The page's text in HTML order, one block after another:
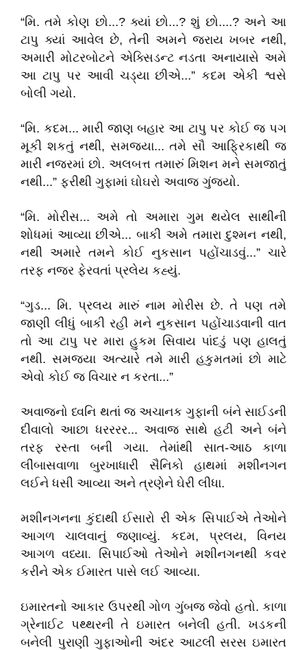
“મિ. તમે કોણ છો...? ક્યાં છો...? શું છો....? અને આ
ટાપુ ક્યાં આવેલ છે, તેની અમને જરાય ખબર નથી,
અમારી મોટરબોટને એક્સિડન્ટ નડતા અનાયાસે અમે
આ ટાપુ પર આવી ચડ્યા છીએ...” કદમ એકી શ્વસે
બોલી ગયો.
“મિ. કદમ... મારી જાણ બહાર આ ટાપુ પર કોઈ જ પગ
મૂકી શકતું નથી, સમજ્યા... તમે સૌ આફ્રિકાથી જ
મારી નજરમાં છો. અલબત્ત તમારું મિશન મને સમજાતું
નથી...” ફરીથી ગુફામાં ઘોઘરો અવાજ ગુંજ્યો.
“મિ. મોરીસ... અમે તો અમારા ગુમ થયેલ સાથીની
શોધમાં આવ્યા છીએ... બાકી અમે તમારા દુશ્મન નથી,
નથી અમારે તમને કોઈ નુકસાન પહોંચાડવું...” ચારે
તરફ નજર ફેરવતાં પ્રલેય કહ્યું.
“ગુડ... મિ. પ્રલય મારું નામ મોરીસ છે. તે પણ તમે
જાણી લીધું બાકી રહી મને નુકસાન પહોંચાડવાની વાત
તો આ ટાપુ પર મારા હુકમ સિવાય પાંદડું પણ હાલતું
નથી. સમજ્યા અત્યારે તમે મારી હકુમતમાં છો માટે
એવો કોઈ જ વિચાર ન કરતા...”
અવાજનો ધ્વનિ થતાં જ અચાનક ગુફાની બંને સાઈડની
દીવાલો આછા ધરરરર... અવાજ સાથે હટી અને બંને
તરફ રસ્તા બની ગયા. તેમાંથી સાત-આઠ કાળા
લીંબાસવાળા બુરખાધારી સૈનિકો હાથમાં મશીનગન
લઈને ધસી આવ્યા અને ત્રણેને ઘેરી લીધા.
મશીનગનના કુંદાથી ઈસારો રી એક સિપાઈએ તેઓને
આગળ ચાલવાનું જણાવ્યું. કદમ, પ્રલય, વિનય
આગળ વધ્યા. સિપાઈઓ તેઓને મશીનગનથી કવર
કરીને એક ઈમારત પાસે લઈ આવ્યા.
ઇમારતનો આકાર ઉપરથી ગોળ ગુંબજ જેવો હતો. કાળા
ગ્રેનાઈટ પથ્થરની તે ઇમારત બનેલી હતી. ખડકની
બનેલી પુરાણી ગુફાઓની અંદર આટલી સરસ ઇમારત